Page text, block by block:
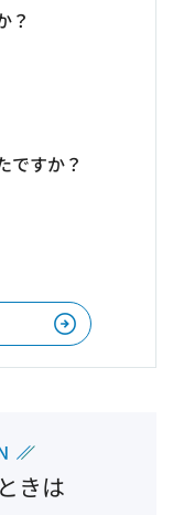
？
ですか？
きは